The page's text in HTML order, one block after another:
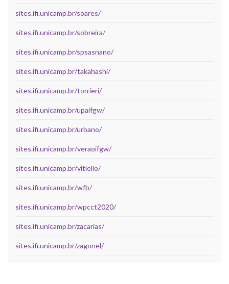
sites.ifi.unicamp.br/soares/
sites.ifi.unicamp.br/sobreira/
sites.ifi.unicamp.br/spsasnano/
sites.ifi.unicamp.br/takahashi/
sites.ifi.unicamp.br/torrieri/
sites.ifi.unicamp.br/upaifgw/
sites.ifi.unicamp.br/urbano/
sites.ifi.unicamp.br/veraoifgw/
sites.ifi.unicamp.br/vitiello/
sites.ifi.unicamp.br/wfb/
sites.ifi.unicamp.br/wpcct2020/
sites.ifi.unicamp.br/zacarias/
sites.ifi.unicamp.br/zagonel/